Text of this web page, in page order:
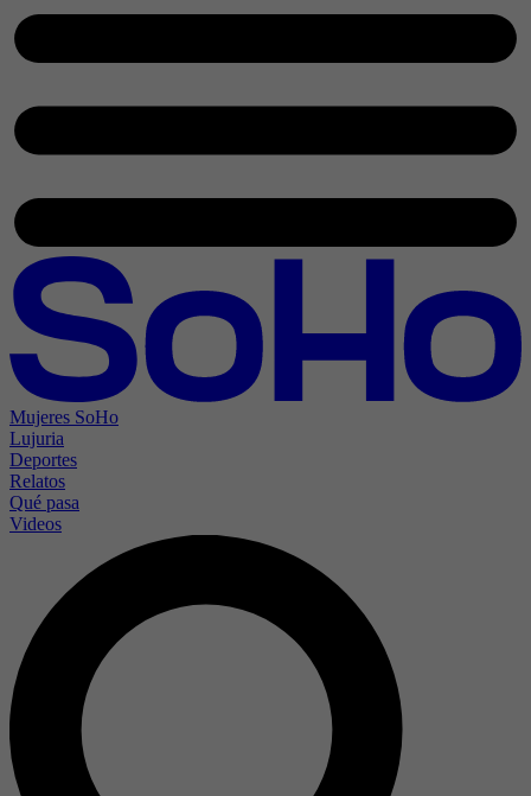
Mujeres SoHo
Lujuria
Deportes
Relatos
Qué pasa
Videos